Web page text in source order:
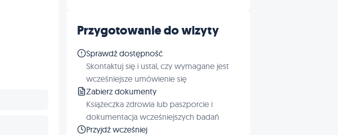
Przygotowanie do wizyty
Sprawdź dostępność
Skontaktuj się i ustal, czy wymagane jest
wcześniejsze umówienie się
Zabierz dokumenty
Książeczka zdrowia lub paszporcie i
dokumentacja wcześniejszych badań
Przyjdź wcześniej